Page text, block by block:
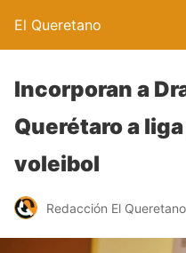
El Queretano
Incorporan a
Querétaro a
voleibol
Redacción El Queretano